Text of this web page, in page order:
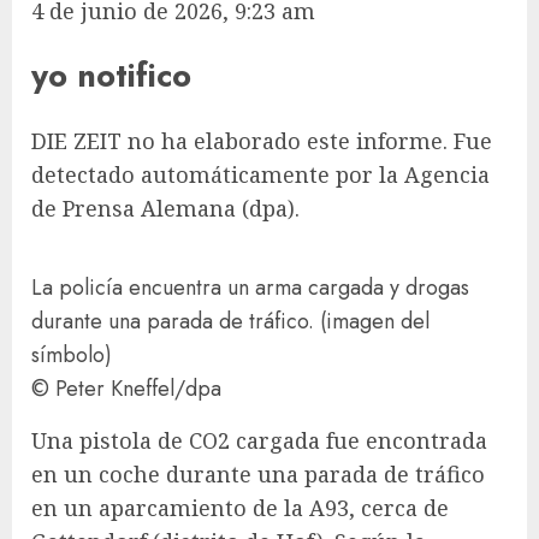
4 de junio de 2026, 9:23 am
yo notifico
DIE ZEIT no ha elaborado este informe. Fue
detectado automáticamente por la Agencia
de Prensa Alemana (dpa).
La policía encuentra un arma cargada y drogas
durante una parada de tráfico. (imagen del
símbolo)
© Peter Kneffel/​dpa
Una pistola de CO2 cargada fue encontrada
en un coche durante una parada de tráfico
en un aparcamiento de la A93, cerca de